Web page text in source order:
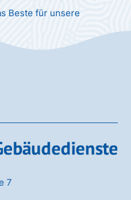
Beste für unsere
7